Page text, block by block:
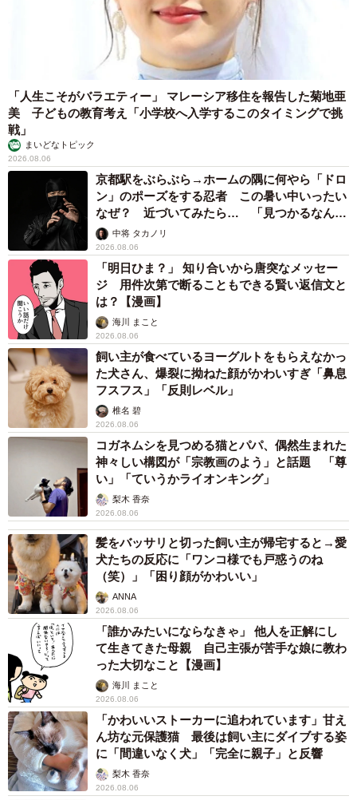
「人生こそがバラエティー」 マレーシア移住を報告した菊地亜
美 子どもの教育考え「小学校へ入学するこのタイミングで挑
戦」
まいどなトピック
2026.08.06
京都駅をぶらぶら→ホームの隅に何やら「ドロ
ン」のポーズをする忍者 この暑い中いったい
なぜ？ 近づいてみたら… 「見つかるなんて
未熟」中将 タカノリ
2026.08.06
「明日ひま？」 知り合いから唐突なメッセー
ジ 用件次第で断ることもできる賢い返信文と
は？【漫画】
海川 まこと
2026.08.06
飼い主が食べているヨーグルトをもらえなかっ
た犬さん、爆裂に拗ねた顔がかわいすぎ「鼻息
フスフス」「反則レベル」
椎名 碧
2026.08.06
コガネムシを見つめる猫とパパ、偶然生まれた
神々しい構図が「宗教画のよう」と話題 「尊
い」「ていうかライオンキング」
梨木 香奈
2026.08.06
髪をバッサリと切った飼い主が帰宅すると→愛
犬たちの反応に「ワンコ様でも戸惑うのね
（笑）」「困り顔がかわいい」
ANNA
2026.08.06
「誰かみたいにならなきゃ」 他人を正解にし
て生きてきた母親 自己主張が苦手な娘に教わ
った大切なこと【漫画】
海川 まこと
2026.08.06
「かわいいストーカーに追われています」甘え
ん坊な元保護猫 最後は飼い主にダイブする姿
に「間違いなく犬」「完全に親子」と反響
梨木 香奈
2026.08.06